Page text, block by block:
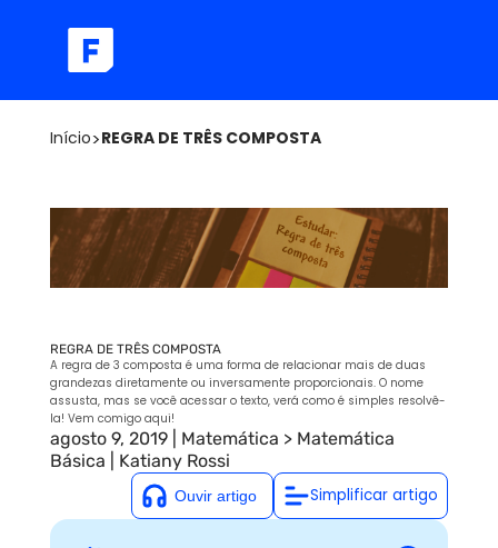
Início>REGRA DE TRÊS COMPOSTA
REGRA DE TRÊS COMPOSTA
A regra de 3 composta é uma forma de relacionar mais de duas
grandezas diretamente ou inversamente proporcionais. O nome
assusta, mas se você acessar o texto, verá como é simples resolvê-
la! Vem comigo aqui!
agosto 9, 2019 Matemática > Matemática
Básica
Katiany Rossi
Simplificar artigo